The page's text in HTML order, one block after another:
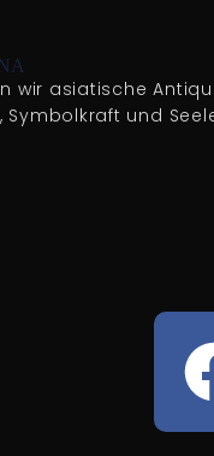
wir asiatische
Symbolkraft und